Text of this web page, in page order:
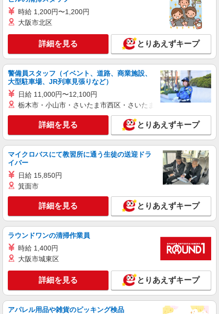
アルバイト パート
人と話すのが苦手でも安心♪接客なしの軽作業
スタッフ
時給1178円（就業先により異なる）
群馬県前橋市
キープ 詳細を見る
パート
株式会社バイトレ（ADM816444）
【迷ったらコレ】箱に入れるだけ♪モクモク軽
作業スタッフ
時給1272円（就業先により異なる）
キープ 詳細を見る
株式会社バイトレ（ADM814702）
手のひらサイズ中心◎数える・詰めるだけの超
時給1200円（就業先により異なる）
群馬県前橋市
キープ 詳細を見る
時給 1,200円〜1,200円
大阪市北区
詳細を見る とりあえずキープ
警備員スタッフ（イベント、道路、商業施設、
大型駐車場、JR列車見張りなど）
日給 11,000円〜12,100円
栃木市・小山市・さいたま市西区・さいたま市岩槻区・久喜市・
詳細を見る とりあえずキープ
マイクロバスにて教習所に通う生徒の送迎ドラ
イバー
日給 15,850円
箕面市
詳細を見る とりあえずキープ
ラウンドワンの清掃作業員
時給 1,400円
大阪市城東区
詳細を見る とりあえずキープ
アパレル用品や雑貨のピッキング検品